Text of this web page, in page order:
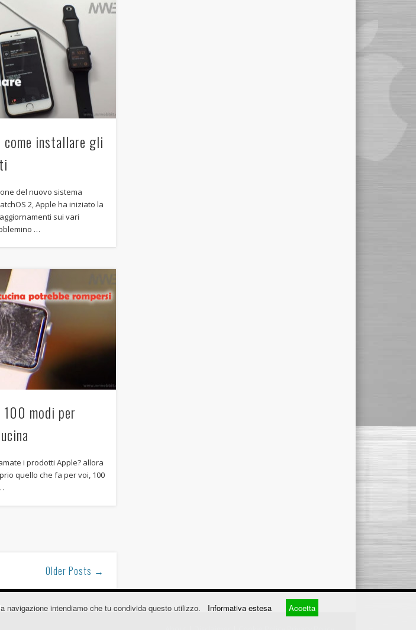
come installare gli
del nuovo sistema
2, Apple ha iniziato la
sui vari
…
modi per
i prodotti Apple? allora
quello che fa per voi, 100
Older Posts →
intendiamo che tu condivida questo utilizzo. Informativa estesa Accetta